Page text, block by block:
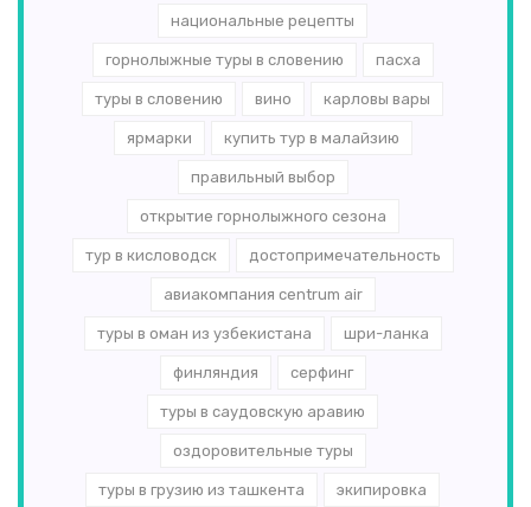
национальные рецепты
горнолыжные туры в словению пасха
туры в словению вино карловы вары
ярмарки купить тур в малайзию
правильный выбор
открытие горнолыжного сезона
тур в кисловодск достопримечательность
авиакомпания centrum air
туры в оман из узбекистана шри-ланка
финляндия серфинг
туры в саудовскую аравию
оздоровительные туры
туры в грузию из ташкента экипировка